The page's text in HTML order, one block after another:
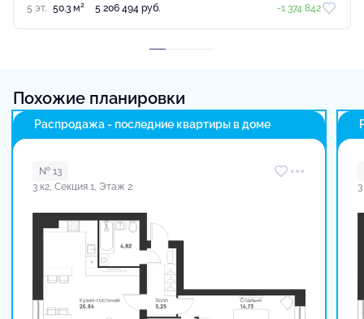
5 эт. 50.3 м2 5 206 494 руб. -1 374 842
Похожие планировки
Распродажа - последние квартиры в доме
№ 13
3 к2, Секция 1, Этаж 2